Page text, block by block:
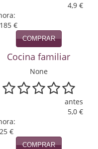
4,9 €
€
COMPRAR
Cocina familiar
None
antes
5,0 €
€
COMPRAR